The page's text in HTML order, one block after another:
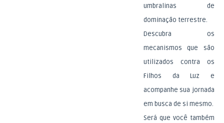
umbralinas de
dominação terrestre.
Descubra os
mecanismos que são
utilizados contra os
Filhos da Luz e
acompanhe sua jornada
em busca de si mesmo.
Será que você também